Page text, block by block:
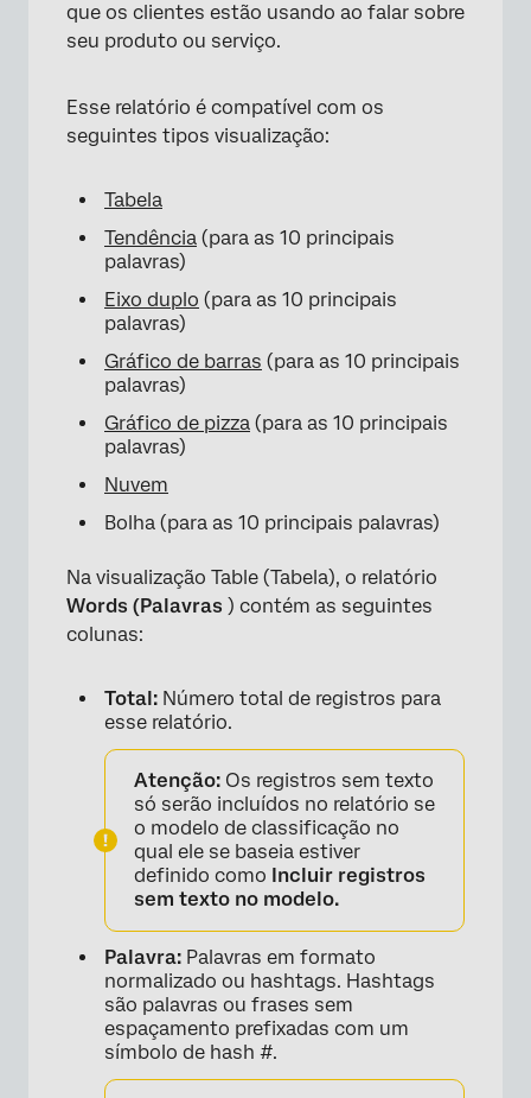
que os clientes estão usando ao falar sobre
seu produto ou serviço.
Esse relatório é compatível com os
seguintes tipos visualização:
Tabela
Tendência (para as 10 principais
palavras)
Eixo duplo (para as 10 principais
palavras)
Gráfico de barras (para as 10 principais
palavras)
Gráfico de pizza (para as 10 principais
palavras)
Nuvem
Bolha (para as 10 principais palavras)
Na visualização Table (Tabela), o relatório
Words (Palavras ) contém as seguintes
colunas:
Total: Número total de registros para
esse relatório.
Atenção: Os registros sem texto
só serão incluídos no relatório se
o modelo de classificação no
qual ele se baseia estiver
definido como Incluir registros
sem texto no modelo.
Palavra: Palavras em formato
normalizado ou hashtags. Hashtags
são palavras ou frases sem
espaçamento prefixadas com um
símbolo de hash #.